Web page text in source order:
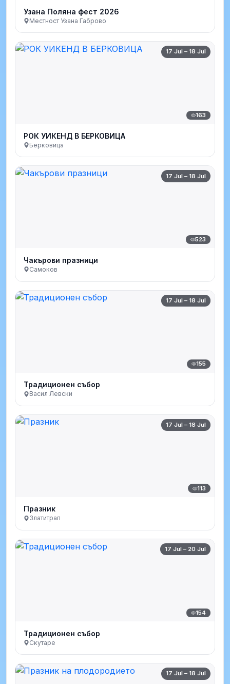
Узана Поляна фест 2026
Местност Узана Габрово
17 Jul – 18 Jul
163
РОК УИКЕНД В БЕРКОВИЦА
Берковица
17 Jul – 18 Jul
523
Чакърови празници
Самоков
17 Jul – 18 Jul
155
Традиционен събор
Васил Левски
17 Jul – 18 Jul
113
Празник
Златитрап
17 Jul – 20 Jul
154
Традиционен събор
Скутаре
17 Jul – 18 Jul